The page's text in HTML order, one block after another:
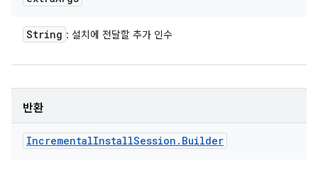
String : 설치에 전달할 추가 인수
반환
IncrementalInstallSession . Builder